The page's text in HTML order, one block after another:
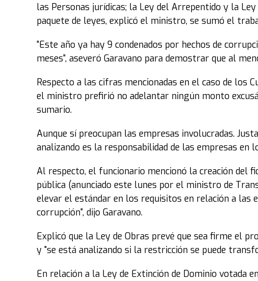
las Personas jurídicas; la Ley del Arrepentido y la
paquete de leyes, explicó el ministro, se sumó el
"Este año ya hay 9 condenados por hechos de
meses", aseveró Garavano para demostrar que al
Respecto a las cifras mencionadas en el caso de los
el ministro prefirió no adelantar ningún monto
sumario.
Aunque sí preocupan las empresas involucradas.
analizando es la responsabilidad de las empresas en
Al respecto, el funcionario mencionó la creación del
pública (anunciado este lunes por el ministro de
elevar el estándar en los requisitos en relación a las
corrupción", dijo Garavano.
Explicó que la Ley de Obras prevé que sea firme el
y "se está analizando si la restricción se puede
En relación a la Ley de Extinción de Dominio votada